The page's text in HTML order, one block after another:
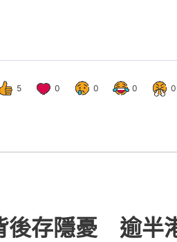
5 0 0 0 0
後存隱憂 逾半